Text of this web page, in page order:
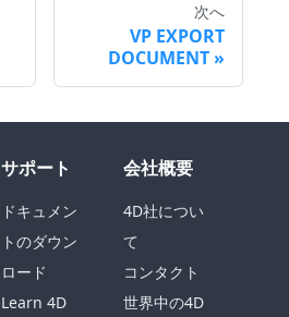
次へ
VP EXPORT
DOCUMENT
サポート
ドキュメン
トのダウン
ロード
Learn 4D
会社概要
4D社につい
て
コンタクト
世界中の4D